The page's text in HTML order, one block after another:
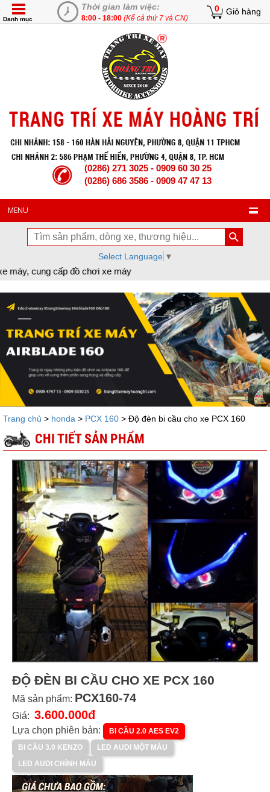
Thời gian làm việc:
8:00 - 18:00 (Kể cả thứ 7 và CN)
0 Giỏ hàng
Danh mục
(0286) 271 3025 - 0909 60 30 25
(0286) 686 3586 - 0909 47 47 13
MENU
Select Language ▼
máy
Trang chủ > honda > PCX 160 > Độ đèn bi cầu cho xe PCX 160
CHI TIẾT SẢN PHẨM
ĐỘ ĐÈN BI CẦU CHO XE PCX 160
Mã sản phẩm: PCX160-74
Giá: 3.600.000đ
Lựa chọn phiên bản:
BI CẦU 2.0 AES EV2
BI CẦU 3.0 KENZO
LED AUDI MỘT MÀU
LED AUDI CHỈNH MÀU